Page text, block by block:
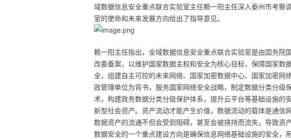
域数据信息安全重点联合实验室主任赖一阳主任深入泰州市考察
室的使命和未来发展方向给出了指导意见。
赖一阳主任指出，全域数据信息安全重点联合实验室是由囯务院
改委备案，以维护国家数据主权和安全为核心目标，保障国家数
全，组建自主可控的未来网络、国家加密数据中心、国家加密网
政管理单位为背书，服务国家网络安全战略，制定数据分类分级
术，构建政务数据分类分级保护体系，提升云平台等基础设施的
新型社会资产。资产流动才能产生价值，数据流动的载体是通信
数据资产的流通不但会受到阻碍，甚至会被挟持而流失，导致资
数据安全的一个重点建设方向是确保信息网络基础设施的安全，